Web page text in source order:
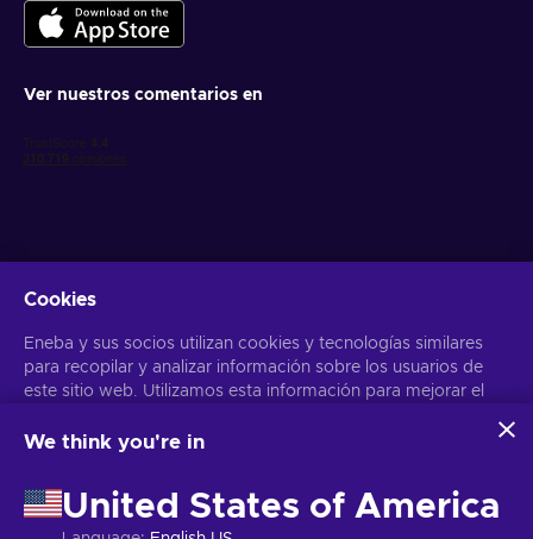
Ver nuestros comentarios en
Obtén ofertas personalizadas de videojuegos
Suscribirse
Puedes darte de baja en cualquier momento. Visita el apartadoAviso
Cookies
Eneba y sus socios utilizan cookies y tecnologías similares
para recopilar y analizar información sobre los usuarios de
este sitio web. Utilizamos esta información para mejorar el
personales también pueden emplearse para personalizar los
Al hacer clic en «Aceptar todo», das tu consentimiento para
que Eneba y sus socios utilicen estas tecnologías. Puedes
ajustar tu consentimiento haciendo clic en «Personalizar»
We think you're in
United States of America